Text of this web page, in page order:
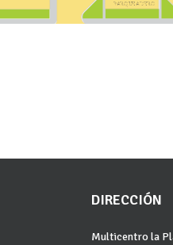
PARQUE ADERO
DIRECCIÓN
Multicentro la